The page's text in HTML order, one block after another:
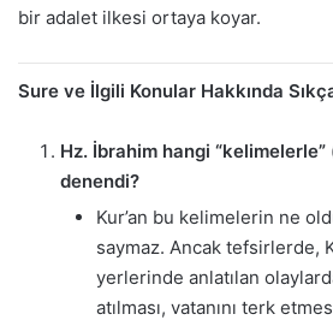
bir adalet ilkesi ortaya koyar.
Sure ve İlgili Konular Hakkında
Hz. İbrahim hangi
denendi?
Kur’an bu kelimelerin ne
saymaz. Ancak tefsirlerde,
yerlerinde anlatılan
atılması, vatanını terk